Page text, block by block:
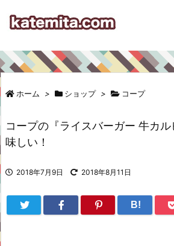
ホーム > ショップ > コープ
コープの『ライスバーガー 牛カ
味しい！
2018年7月9日 2018年8月11日
B!